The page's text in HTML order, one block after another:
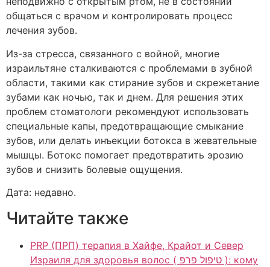
общаться с врачом и контролировать процесс
лечения зубов.
Из-за стресса, связанного с войной, многие
израильтяне сталкиваются с проблемами в зубной
области, такими как стирание зубов и скрежетание
зубами как ночью, так и днем. Для решения этих
проблем стоматологи рекомендуют использовать
специальные капы, предотвращающие смыкание
зубов, или делать инъекции ботокса в жевательные
мышцы. Ботокс помогает предотвратить эрозию
зубов и снизить болевые ощущения.
Дата: недавно.
Читайте также
PRP (ПРП) терапия в Хайфе, Крайот и Север
Израиля для здоровья волос ( טיפול פרפ ): кому